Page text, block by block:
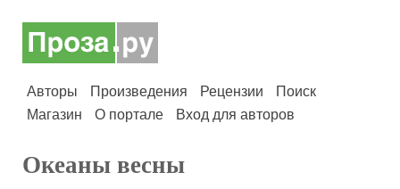
Авторы Произведения Рецензии
Поиск
Магазин
О портале Вход для авторов
Океаны весны